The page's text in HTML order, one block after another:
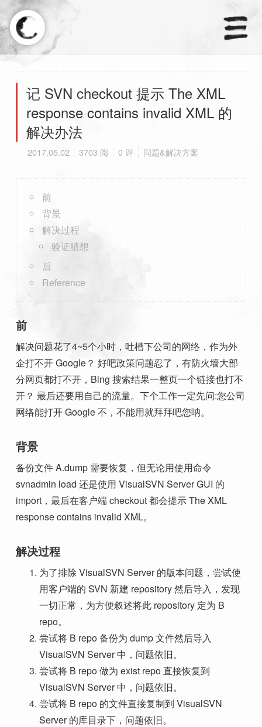
×
天涼好個秋.
首页
分类
订阅
记 SVN checkout 提示 The XML
response contains invalid XML 的
解决办法
2017.05.02 3703 阅 0 评 问题&解决方案
前
背景
解决过程
验证猜想
后
Reference
前
解决问题花了4~5个小时，吐槽下公司的网络，作为外
企打不开 Google？ 好吧政策问题忍了，有防火墙大部
分网页都打不开，Bing 搜索结果一整页一个链接也打不
开？ 最后还要用自己的流量。下个工作一定先问:您公司
网络能打开 Google 不，不能用就拜拜吧您呐。
背景
备份文件 A.dump 需要恢复，但无论用使用命令
svnadmin load 还是使用 VisualSVN Server GUI 的
import，最后在客户端 checkout 都会提示 The XML
response contains invalid XML。
解决过程
为了排除 VisualSVN Server 的版本问题，尝试使
用客户端的 SVN 新建 repository 然后导入，发现
一切正常，为方便叙述将此 repository 定为 B
repo。
尝试将 B repo 备份为 dump 文件然后导入
VisualSVN Server 中，问题依旧。
尝试将 B repo 做为 exist repo 直接恢复到
VisualSVN Server 中，问题依旧。
尝试将 B repo 的文件直接复制到 VisualSVN
Server 的库目录下，问题依旧。